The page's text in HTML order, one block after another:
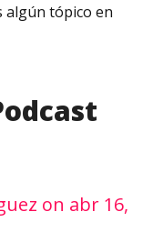
algún tópico en
on abr 16,